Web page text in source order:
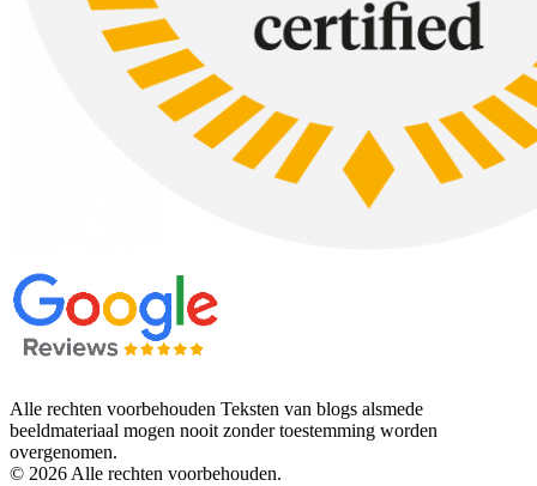
Alle rechten voorbehouden Teksten van blogs alsmede
beeldmateriaal mogen nooit zonder toestemming worden
overgenomen.
© 2026 Alle rechten voorbehouden.